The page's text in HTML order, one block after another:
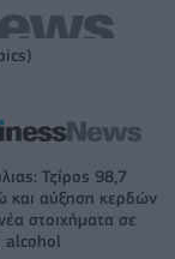
Τζίρος 98,7
και αύξηση κερδών
στοιχήματα σε
alcohol